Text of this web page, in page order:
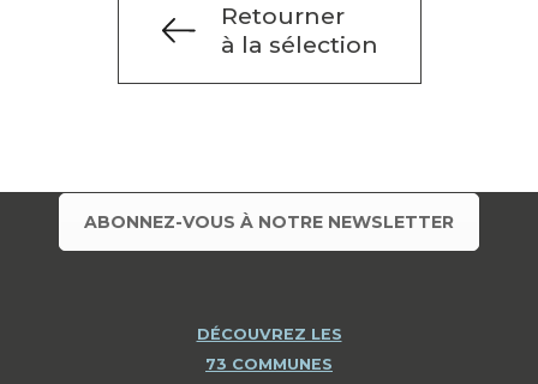
Retourner
à la sélection
ABONNEZ-VOUS À NOTRE NEWSLETTER
DÉCOUVREZ LES
73 COMMUNES